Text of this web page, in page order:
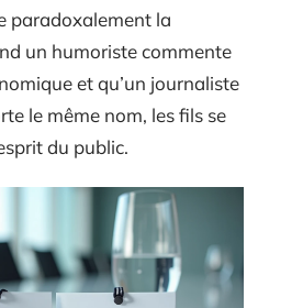
paradoxalement la
un humoriste commente
et qu’un journaliste
le même nom, les fils se
du public.